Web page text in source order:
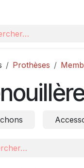
Prothèses